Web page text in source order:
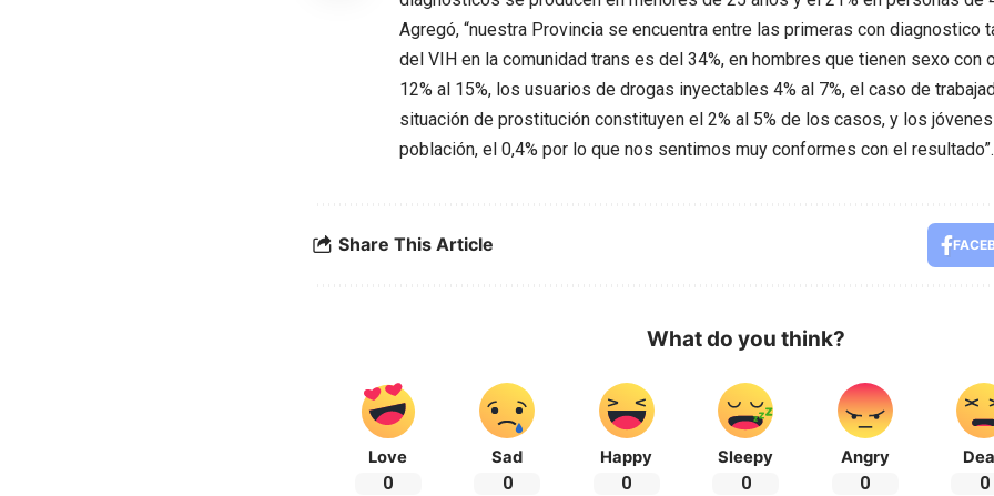
Agregó, “nuestra Provincia se encuentra entre las primeras con diagnostico
del VIH en la comunidad trans es del 34%, en hombres que tienen sexo con
12% al 15%, los usuarios de drogas inyectables 4% al 7%, el caso de
situación de prostitución constituyen el 2% al 5% de los casos, y los
población, el 0,4% por lo que nos sentimos muy conformes con el resultado”.
Share This Article
What do you think?
Love
0
Sad
0
Happy
0
Sleepy
0
Angry
0 0